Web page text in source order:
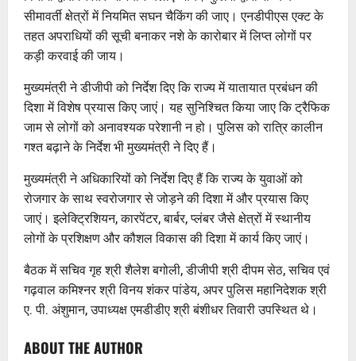
सीमावर्ती क्षेत्रों में नियमित सघन चैकिंग की जाए। एनडीपीएस एक्ट के
तहत अपराधियों की सूची बनाकर नशे के कारोबार में लिप्त लोगों पर
कड़ी करवाई की जाय।
मुख्यमंत्री ने डीजीपी को निर्देश दिए कि राज्य में यातायात प्रबंधन की
दिशा में विशेष प्रयास किए जाएं। यह सुनिश्चित किया जाए कि ट्रैफिक
जाम से लोगों को अनावश्यक परेशानी न हो। पुलिस को रात्रि कालीन
गश्त बढ़ाने के निर्देश भी मुख्यमंत्री ने दिए हैं।
मुख्यमंत्री ने अधिकारियों को निर्देश दिए हैं कि राज्य के युवाओं को
रोजगार के साथ स्वरोजगार से जोड़ने की दिशा में और प्रयास किए
जाएं। इलेक्ट्रिशियन, कारपेंटर, बार्बर, प्लंबर जैसे क्षेत्रों में स्थानीय
लोगों के प्रशिक्षण और कौशल विकास की दिशा में कार्य किए जाएं।
बैठक में सचिव गृह श्री शैलेश बगोली, डीजीपी श्री दीपम सेठ, सचिव एवं
गढ़वाल कमिश्नर श्री विनय शंकर पांडेय, अपर पुलिस महानिदेशक श्री
ए. पी. अंशुमान, उपाध्यक्ष एमडीडीए श्री बंशीधर तिवारी उपस्थित थे।
ABOUT THE AUTHOR